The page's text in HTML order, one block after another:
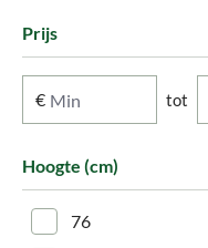
Prijs
€ tot
Hoogte (cm)
76